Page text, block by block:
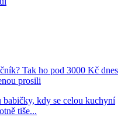
Tak ho pod 3000 Kč dnes
prosili
kdy se celou kuchyní
tiše...